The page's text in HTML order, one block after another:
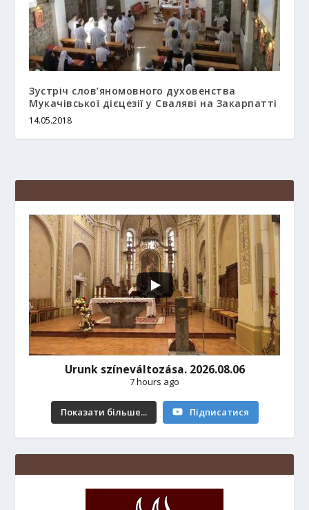
Зустріч слов’яномовного духовенства
Мукачівської дієцезії у Сваляві на Закарпатті
14.05.2018
Urunk színeváltozása. 2026.08.06
7 hours ago
Показати більше... Підписатися